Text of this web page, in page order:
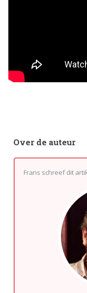
Over de auteur
Frans schreef dit